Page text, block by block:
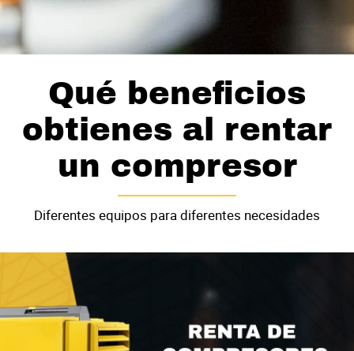
Qué beneficios
obtienes al rentar
un compresor
Diferentes equipos para diferentes necesidades